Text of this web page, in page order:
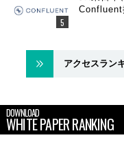
Confluent
アクセスラン
DOWNLOAD
WHITE PAPER RANKING